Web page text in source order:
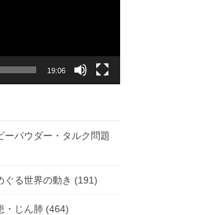
19:06
ーパウダー・タルク問題
ぐる世界の動き (191)
・じん肺 (464)